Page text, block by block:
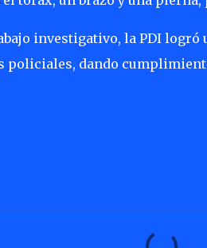
investigativo, la PDI logró
policiales, dando